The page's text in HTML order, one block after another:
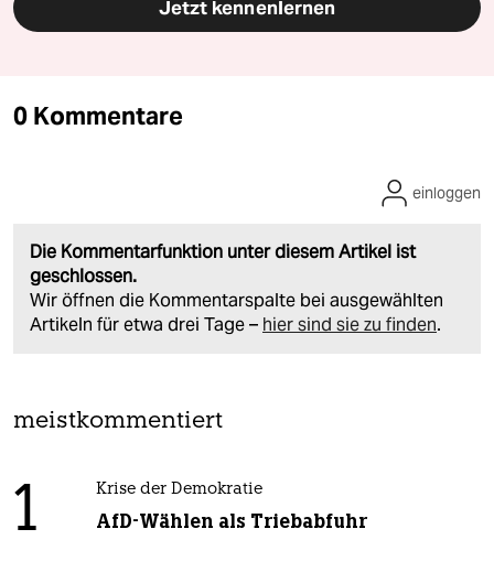
Jetzt kennenlernen
0 Kommentare
Die Kommentarfunktion unter diesem Artikel ist
geschlossen.
Wir öffnen die Kommentarspalte bei ausgewählten
Artikeln für etwa drei Tage – hier sind sie zu finden.
einloggen
meistkommentiert
1 Krise der Demokratie
AfD-Wählen als Triebabfuhr